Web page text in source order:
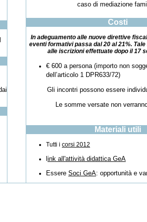
caso di mediazione
Costi
In adeguamento alle nuove direttive
eventi formativi passa dal 20 al 21%.
alle iscrizioni effettuate dopo il 17
€ 600 a persona (importo non
dell’articolo 1 DPR633/72)
Gli incontri possono essere
Le somme versate non
Materiali utili
Tutti i corsi 2012
ink all'attività didattica GeA
Essere Soci GeA: opportunità e